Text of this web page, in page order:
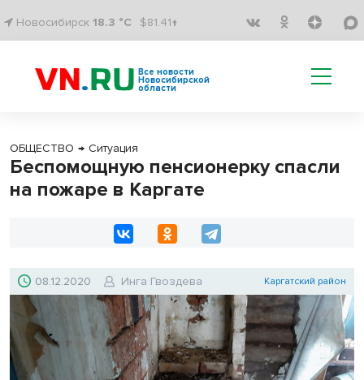
Новосибирск 18.3 °C $81.41↑
Все новости
Новосибирской
области
ОБЩЕСТВО → Ситуация
Беспомощную пенсионерку спасли
на пожаре в Каргате
08.12.2020 Инга Гвоздева Каргатский район